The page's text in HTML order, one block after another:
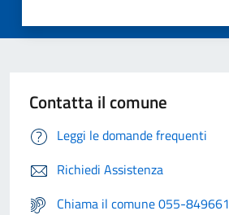
Contatta il comune
Leggi le domande frequenti
Richiedi Assistenza
Chiama il comune 055-849661